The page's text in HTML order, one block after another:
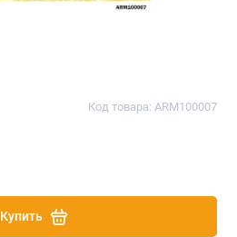
Код товара: ARM100007
Купить